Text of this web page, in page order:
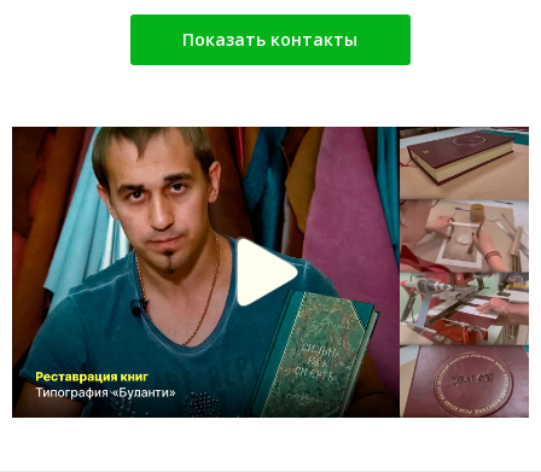
Показать контакты